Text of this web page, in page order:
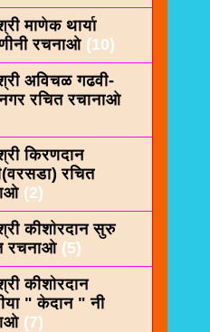
माणेक थार्या
रचनाओ (10)
अविचळ गढवी-
रचित रचानाओ
किरणदान
रचित
(2)
कीशाेरदान सुरु
रचनाओ (5)
कीशोरदान
" केदान " नी
(7)